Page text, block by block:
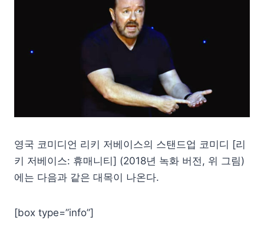
영국 코미디언 리키 저베이스의 스탠드업 코미디 [리
키 저베이스: 휴매니티] (2018년 녹화 버전, 위 그림)
에는 다음과 같은 대목이 나온다.
[box type=”info”]